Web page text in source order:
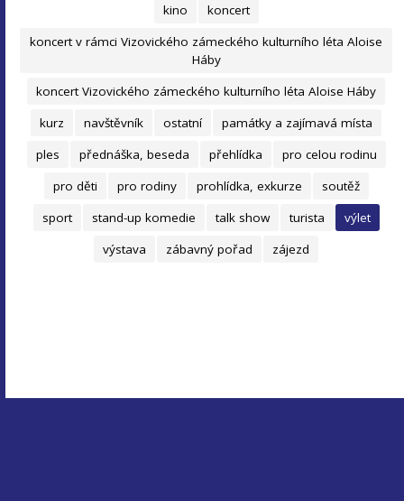
kino
koncert
koncert v rámci Vizovického zámeckého kulturního léta Aloise
Háby
koncert Vizovického zámeckého kulturního léta Aloise Háby
kurz
navštěvník ostatní
památky a zajímavá místa
ples
přednáška, beseda přehlídka
pro celou rodinu
pro děti
pro rodiny prohlídka, exkurze
soutěž
sport
stand-up komedie talk show turista
výlet
výstava
zábavný pořad zájezd